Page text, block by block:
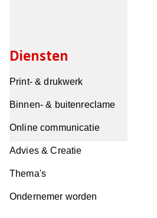
Diensten
Print- & drukwerk
Binnen- & buitenreclame
Online communicatie
Advies & Creatie
Thema's
Ondernemer worden